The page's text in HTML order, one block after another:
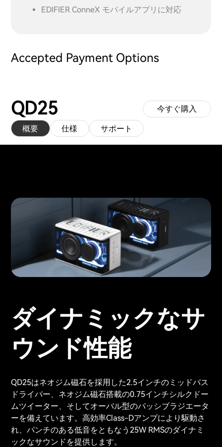
EDIFIER ConneX モバイルアプリに対応
Accepted Payment Options
QD25
概要 仕様 サポート
今すぐ購入
ダイナミックなサ
ウンド性能
QD25はネオジム磁石を採用した2.5インチのミッドバス
ドライバー、ネオジム磁石搭載の0.75インチシルクドー
ムツイーター、そしてオーバル型のパッシブラジエータ
ーを備えています。高効率Class-Dアンプにより駆動さ
れ、パンチのある低音をともなう25W RMSのダイナミ
ックなサウンドを提供します。